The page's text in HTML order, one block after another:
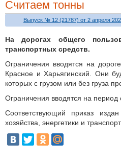
Считаем тонны
Выпуск № 12 (21787) от 2 апреля
На дорогах общего
транспортных средств.
Ограничения вводятся на
Красное и Харьягинский. Они
которых с грузом или без груза
Ограничения вводятся на
Соответствующий приказ
хозяйства, энергетики и